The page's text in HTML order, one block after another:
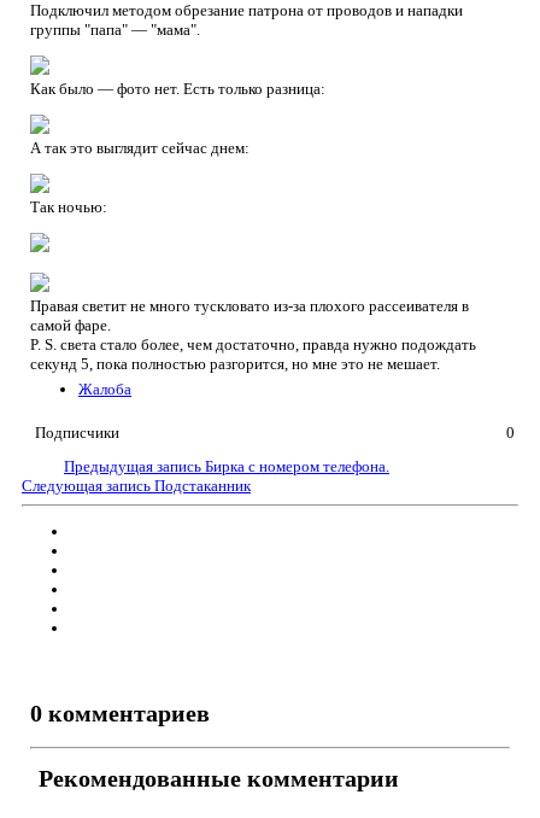
Подключил методом обрезание патрона от проводов и нападки
группы "папа" — "мама".
Как было — фото нет. Есть только разница:
А так это выглядит сейчас днем:
Так ночью:
Правая светит не много тускловато из-за плохого рассеивателя в
самой фаре.
P. S. света стало более, чем достаточно, правда нужно подождать
секунд 5, пока полностью разгорится, но мне это не мешает.
Жалоба
Подписчики
0
Предыдущая запись Бирка с номером телефона.
Следующая запись Подстаканник
0 комментариев
Рекомендованные комментарии